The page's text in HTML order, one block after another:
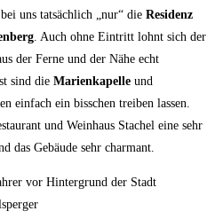
uns tatsächlich „nur“ die Residenz
. Auch ohne Eintritt lohnt sich der
der Ferne und der Nähe echt
sind die Marienkapelle und
einfach ein bisschen treiben lassen.
und Weinhaus Stachel eine sehr
das Gebäude sehr charmant.